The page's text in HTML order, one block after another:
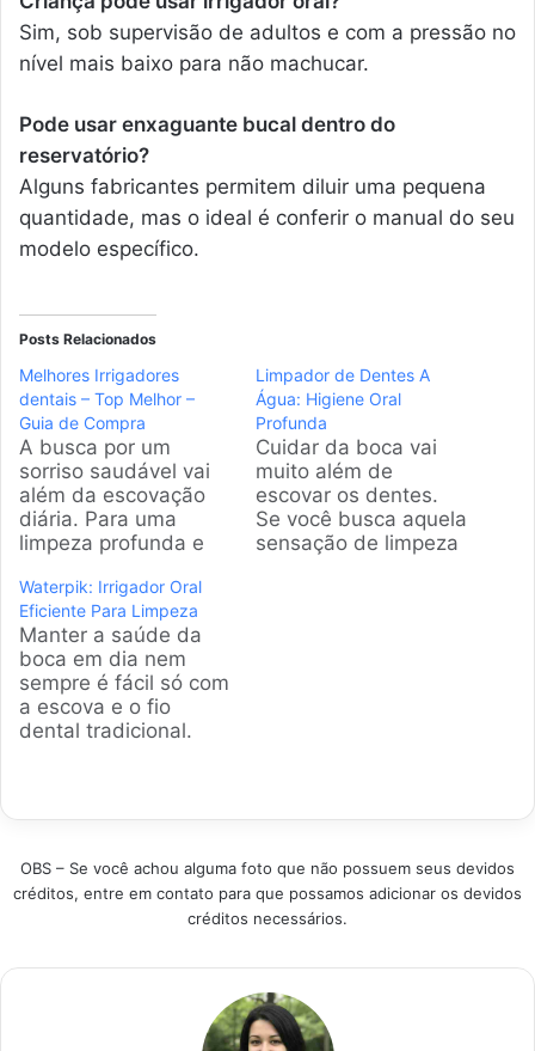
Sim, sob supervisão de adultos e com a pressão no
nível mais baixo para não machucar.
Pode usar enxaguante bucal dentro do
reservatório?
Alguns fabricantes permitem diluir uma pequena
quantidade, mas o ideal é conferir o manual do seu
modelo específico.
Posts Relacionados
Melhores Irrigadores
dentais – Top Melhor –
Guia de Compra
A busca por um
sorriso saudável vai
além da escovação
diária. Para uma
limpeza profunda e
especialmente em
áreas de difícil
acesso, os irrigadores
orais se apresentam
como uma solução
eficaz,
complementando a
Irrigador dental? A…
Limpador de Dentes A
Água: Higiene Oral
Profunda
Cuidar da boca vai
muito além de
escovar os dentes.
Se você busca aquela
sensação de limpeza
Waterpik: Irrigador Oral
Eficiente Para Limpeza
Manter a saúde da
boca em dia nem
sempre é fácil só com
a escova e o fio
dental tradicional.
que o irrigador oral
vida. A gente separou
os modelos mais
OBS – Se você achou alguma foto que não possuem seus devidos
créditos, entre em contato para que possamos adicionar os devidos
créditos necessários.